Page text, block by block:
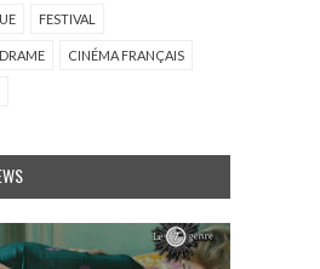
FESTIVAL
DRAME CINÉMA FRANÇAIS